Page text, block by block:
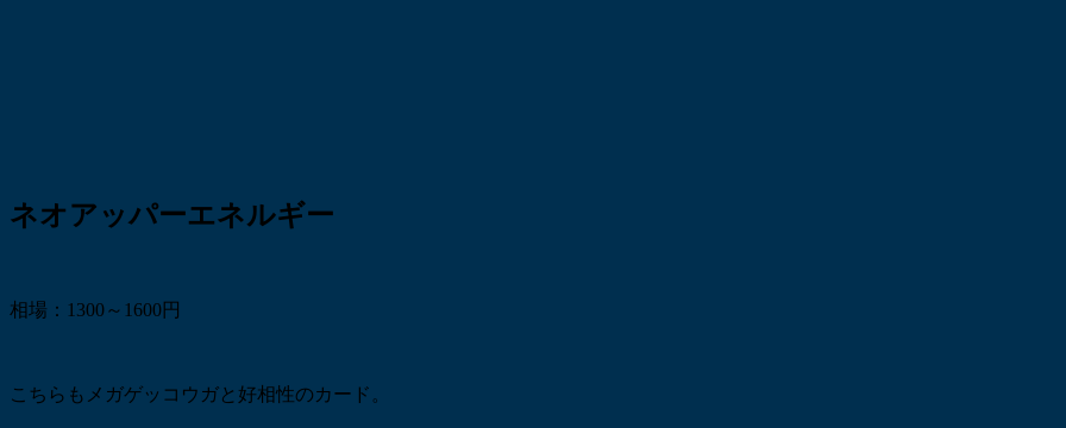
ネオアッパーエネルギー
相場：1300～1600円
こちらもメガゲッコウガと好相性のカード。